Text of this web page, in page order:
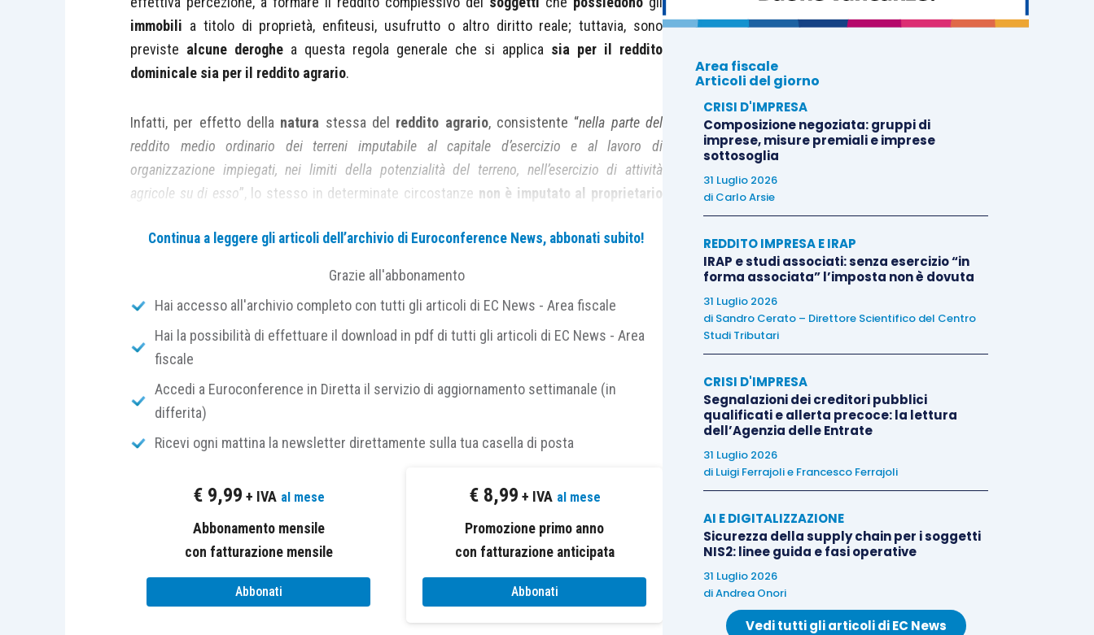
immobili a titolo di proprietà, enfiteusi, usufrutto o altro diritto reale; tuttavia, sono
previste alcune deroghe a questa regola generale che si applica sia per il reddito
dominicale sia per il reddito agrario.
Infatti, per effetto della natura stessa del reddito agrario, consistente “nella parte del
reddito medio ordinario dei terreni imputabile al capitale d’esercizio e al lavoro di
organizzazione impiegati, nei limiti della potenzialità del terreno, nell’esercizio di attività
agricole su di esso”, lo stesso in determinate circostanze non è imputato al proprietario
articolo 1, comma 176, L. 244/2007
la c.d. “ soccida vegetale”, ovverosia il contratto con il quale è prevista lacoltivazione di
piante su commissione.
soccida vegetale”nondeve essereassimilataa un contratto diassociazione,
quantonon vi è una condivisione del rischio di impresa
dividere gli accrescimenti che derivano dall’esercizio dell’attività.
in cui previsto che un soggetto (il committente) consegna ad altro soggetto semi,
piante o talee, con il fine dieseguire il ciclo biologico
o una parte essenziale dello stesso,
utilizzando i propri terreni. Al termine di tale fase, i vegetali verrannorestituiti al
committenteche ne è sempre stato il legittimo proprietario.
Ai fini dell’esecuzione del ciclo biologico (o di una fase necessaria dello stesso), il
Continua a leggere gli articoli dell’archivio di Euroconference News, abbonati subito!
Grazie all'abbonamento
Hai accesso all'archivio completo con tutti gli articoli di EC News - Area fiscale
Hai la possibilità di effettuare il download in pdf di tutti gli articoli di EC News - Area
fiscale
Accedi a Euroconference in Diretta il servizio di aggiornamento settimanale (in
differita)
Ricevi ogni mattina la newsletter direttamente sulla tua casella di posta
€ 9,99 + IVA al mese
Abbonamento mensile
con fatturazione mensile
Abbonati
€ 8,99 + IVA al mese
Promozione primo anno
con fatturazione anticipata
Abbonati
Area fiscale
Articoli del giorno
CRISI D'IMPRESA
Composizione negoziata: gruppi di
imprese, misure premiali e imprese
sottosoglia
31 Luglio 2026
di Carlo Arsie
REDDITO IMPRESA E IRAP
IRAP e studi associati: senza esercizio “in
forma associata” l’imposta non è dovuta
31 Luglio 2026
di Sandro Cerato – Direttore Scientifico del Centro
Studi Tributari
CRISI D'IMPRESA
Segnalazioni dei creditori pubblici
qualificati e allerta precoce: la lettura
dell’Agenzia delle Entrate
31 Luglio 2026
di Luigi Ferrajolie Francesco Ferrajoli
AI E DIGITALIZZAZIONE
Sicurezza della supply chain per i soggetti
NIS2: linee guida e fasi operative
31 Luglio 2026
diAndrea Onori
Vedi tutti gli articoli di EC News